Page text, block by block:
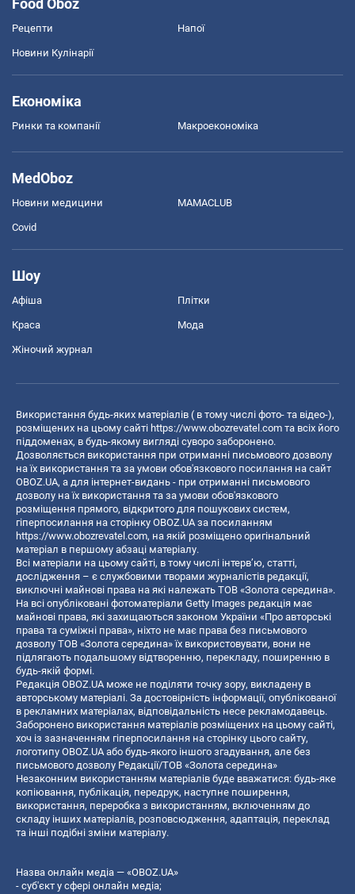
Food Oboz
Рецепти Напої
Новини Кулінарії
Економіка
Ринки та компанії Макроекономіка
MedOboz
Новини медицини MAMACLUB
Covid
Шоу
Афіша Плітки
Краса Мода
Жіночий журнал
Використання будь-яких матеріалів ( в тому числі фото- та відео-),
розміщених на цьому сайті https://www.obozrevatel.com та всіх його
піддоменах, в будь-якому вигляді суворо заборонено.
Дозволяється використання при отриманні письмового дозволу
на їх використання та за умови обов'язкового посилання на сайт
OBOZ.UA, а для інтернет-видань - при отриманні письмового
дозволу на їх використання та за умови обов'язкового
розміщення прямого, відкритого для пошукових систем,
гіперпосилання на сторінку OBOZ.UA за посиланням
https://www.obozrevatel.com, на якій розміщено оригінальний
матеріал в першому абзаці матеріалу.
Всі матеріали на цьому сайті, в тому числі інтерв’ю, статті,
дослідження – є службовими творами журналістів редакції,
виключні майнові права на які належать ТОВ «Золота середина».
На всі опубліковані фотоматеріали Getty Images редакція має
майнові права, які захищаються законом України «Про авторські
права та суміжні права», ніхто не має права без письмового
дозволу ТОВ «Золота середина» їх використовувати, вони не
підлягають подальшому відтворенню, перекладу, поширенню в
будь-якій формі.
Редакція OBOZ.UA може не поділяти точку зору, викладену в
авторському матеріалі. За достовірність інформації, опублікованої
в рекламних матеріалах, відповідальність несе рекламодавець.
Заборонено використання матеріалів розміщених на цьому сайті,
хоч із зазначенням гіперпосилання на сторінку цього сайту,
логотипу OBOZ.UA або будь-якого іншого згадування, але без
письмового дозволу Редакції/ТОВ «Золота середина»
Незаконним використанням матеріалів буде вважатися: будь-яке
копiювання, публiкацiя, передрук, наступне поширення,
використання, переробка з використанням, включенням до
складу інших матеріалів, розповсюдження, адаптація, переклад
та інші подібні зміни матеріалу.
Назва онлайн медіа — «OBOZ.UA»
- суб'єкт у сфері онлайн медіа;